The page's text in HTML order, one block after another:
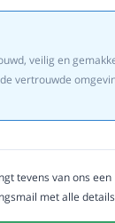
veilig en
vertrouwde
tevens van ons een
met alle